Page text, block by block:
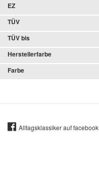
EZ
TÜV
TÜV bis
Herstellerfarbe
Farbe
Alltagsklassiker auf facebook